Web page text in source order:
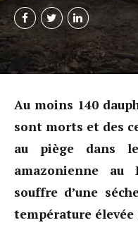
Au moins 140
sont morts et des
au piège dans
amazonienne
souffre d’une
température élevée